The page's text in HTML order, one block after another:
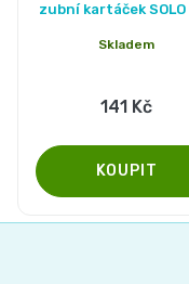
zubní kartáček SOLO
Skladem
141 Kč